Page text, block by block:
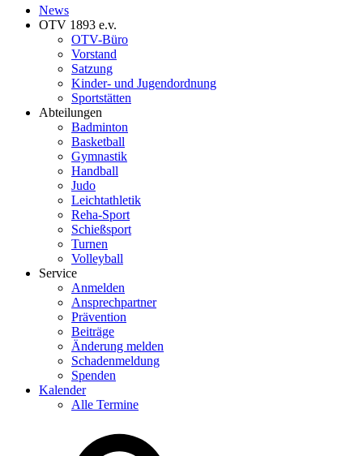
News
OTV 1893 e.v.
OTV-Büro
Vorstand
Satzung
Kinder- und Jugendordnung
Sportstätten
Abteilungen
Badminton
Basketball
Gymnastik
Handball
Judo
Leichtathletik
Reha-Sport
Schießsport
Turnen
Volleyball
Service
Anmelden
Ansprechpartner
Prävention
Beiträge
Änderung melden
Schadenmeldung
Spenden
Kalender
Alle Termine